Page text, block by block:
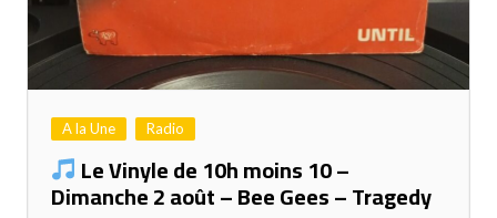
A la Une Radio
Le Vinyle de 10h moins 10 –
Dimanche 2 août – Bee Gees – Tragedy